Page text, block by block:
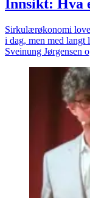
Innsikt: Hva
Sirkulærøkonomi
i dag, men med langt
Sveinung Jørgensen